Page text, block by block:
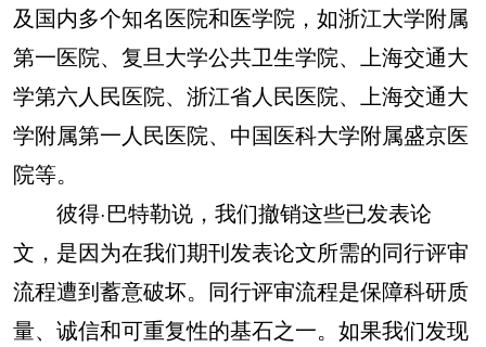
及国内多个知名医院和医学院，如浙江大学附属
第一医院、复旦大学公共卫生学院、上海交通大
学第六人民医院、浙江省人民医院、上海交通大
学附属第一人民医院、中国医科大学附属盛京医
院等。
彼得·巴特勒说，我们撤销这些已发表论
文，是因为在我们期刊发表论文所需的同行评审
流程遭到蓄意破坏。同行评审流程是保障科研质
量、诚信和可重复性的基石之一。如果我们发现